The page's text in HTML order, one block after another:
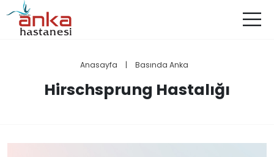
Anasayfa | Basında Anka
Hirschsprung Hastalığı